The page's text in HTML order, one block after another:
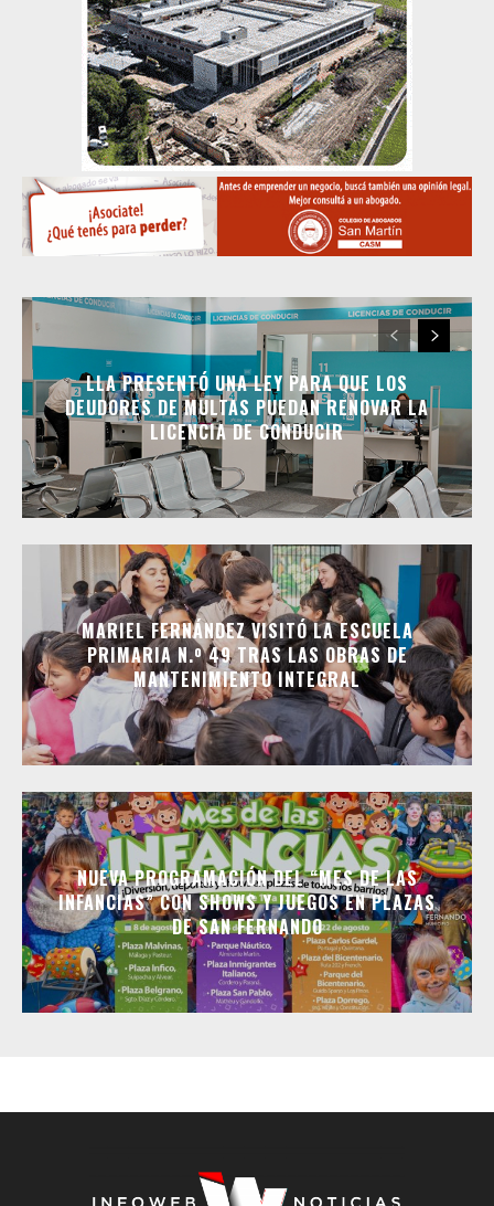
LLA PRESENTÓ UNA LEY PARA QUE LOS
DEUDORES DE MULTAS PUEDAN RENOVAR LA
LICENCIA DE CONDUCIR
MARIEL FERNÁNDEZ VISITÓ LA ESCUELA
PRIMARIA N.º 49 TRAS LAS OBRAS DE
MANTENIMIENTO INTEGRAL
NUEVA PROGRAMACIÓN DEL “MES DE LAS
INFANCIAS” CON SHOWS Y JUEGOS EN PLAZAS
DE SAN FERNANDO